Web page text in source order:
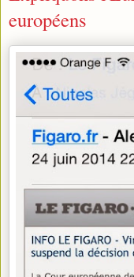
européens